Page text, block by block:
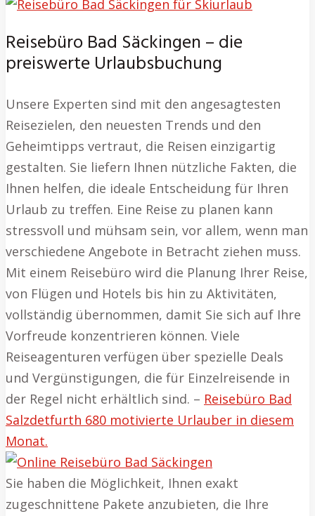
Reisebüro Bad Säckingen – die
preiswerte Urlaubsbuchung
Unsere Experten sind mit den angesagtesten
Reisezielen, den neuesten Trends und den
Geheimtipps vertraut, die Reisen einzigartig
gestalten. Sie liefern Ihnen nützliche Fakten, die
Ihnen helfen, die ideale Entscheidung für Ihren
Urlaub zu treffen. Eine Reise zu planen kann
stressvoll und mühsam sein, vor allem, wenn man
verschiedene Angebote in Betracht ziehen muss.
Mit einem Reisebüro wird die Planung Ihrer Reise,
von Flügen und Hotels bis hin zu Aktivitäten,
vollständig übernommen, damit Sie sich auf Ihre
Vorfreude konzentrieren können. Viele
Reiseagenturen verfügen über spezielle Deals
und Vergünstigungen, die für Einzelreisende in
der Regel nicht erhältlich sind. – Reisebüro Bad
Salzdetfurth 680 motivierte Urlauber in diesem
Monat.
Sie haben die Möglichkeit, Ihnen exakt
zugeschnittene Pakete anzubieten, die Ihre